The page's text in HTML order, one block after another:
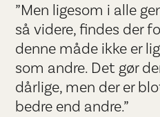
”Men ligesom i alle
så videre, findes der
denne måde ikke er
som andre. Det gør
dårlige, men der er
bedre end andre.”